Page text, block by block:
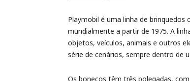
Playmobil é uma linha de brinquedos
mundialmente a partir de 1975. A
objetos, veículos, animais e outros
série de cenários, sempre dentro de
Os bonecos têm três polegadas,